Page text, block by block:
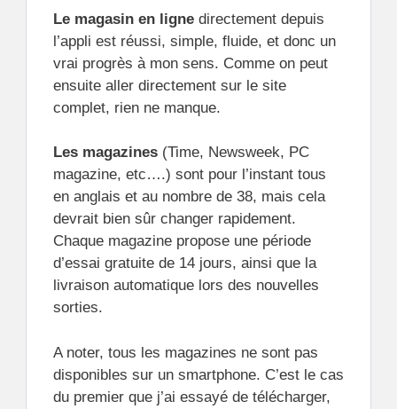
Le magasin en ligne directement depuis
l’appli est réussi, simple, fluide, et donc un
vrai progrès à mon sens. Comme on peut
ensuite aller directement sur le site
complet, rien ne manque.
Les magazines (Time, Newsweek, PC
magazine, etc….) sont pour l’instant tous
en anglais et au nombre de 38, mais cela
devrait bien sûr changer rapidement.
Chaque magazine propose une période
d’essai gratuite de 14 jours, ainsi que la
livraison automatique lors des nouvelles
sorties.
A noter, tous les magazines ne sont pas
disponibles sur un smartphone. C’est le cas
du premier que j’ai essayé de télécharger,